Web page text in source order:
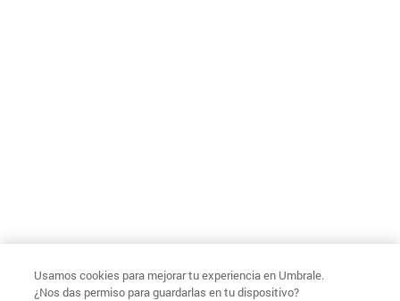
Usamos cookies para mejorar tu experiencia en Umbrale.
¿Nos das permiso para guardarlas en tu dispositivo?